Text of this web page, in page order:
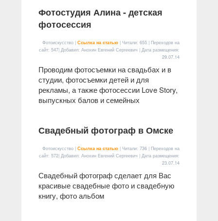
Фотостудия Алина - детская
фотосессия
Фотоискусство | Ссылка на статью | Читали: 655 | Переходов на
сайт: 547| Добавил: Анохин Евгений Сергеевич | Дата размещения:
29.07.14
Проводим фотосъемки на свадьбах и в
студии, фотосъемки детей и для
рекламы, а также фотосессии Love Story,
выпускных балов и семейных
Свадебный фотограф в Омске
Фотоискусство | Ссылка на статью | Читали: 736 | Переходов на
сайт: 572| Добавил: Анохин Евгений Сергеевич | Дата размещения:
23.07.14
Свадебный фотограф сделает для Вас
красивые свадебные фото и свадебную
книгу, фото альбом